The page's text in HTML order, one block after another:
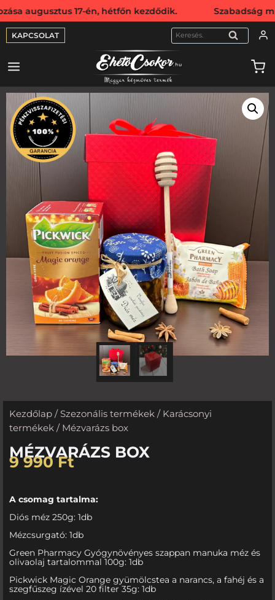
17-én, hétfőn kezdődik. Szabadság miatt
KAPCSOLAT KERESÉS
Kezdőlap / Szezonális termékek / Karácsonyi
termékek / Mézvarázs box
MÉZVARÁZS BOX
9 990Ft
A csomag tartalma:
Diós méz 250g: 1db
Mézcsurgató: 1db
Green Pharmacy Gyógynövényes szappan manuka méz és
olivaolaj tartalommal 100g: 1db
Pickwick Magic Orange gyümölcstea a narancs, a fahéj és a
szegfűszeg ízével 20 filter 35g: 1db